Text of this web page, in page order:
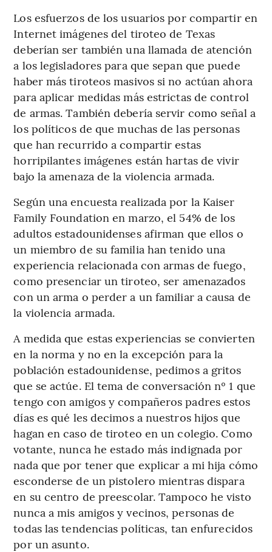
Los esfuerzos de los usuarios por compartir en
Internet imágenes del tiroteo de Texas
deberían ser también una llamada de atención
a los legisladores para que sepan que puede
haber más tiroteos masivos si no actúan ahora
para aplicar medidas más estrictas de control
de armas. También debería servir como señal a
los políticos de que muchas de las personas
que han recurrido a compartir estas
horripilantes imágenes están hartas de vivir
bajo la amenaza de la violencia armada.
Según una encuesta realizada por la Kaiser
Family Foundation en marzo, el 54% de los
adultos estadounidenses afirman que ellos o
un miembro de su familia han tenido una
experiencia relacionada con armas de fuego,
como presenciar un tiroteo, ser amenazados
con un arma o perder a un familiar a causa de
la violencia armada.
A medida que estas experiencias se convierten
en la norma y no en la excepción para la
población estadounidense, pedimos a gritos
que se actúe. El tema de conversación nº 1 que
tengo con amigos y compañeros padres estos
días es qué les decimos a nuestros hijos que
hagan en caso de tiroteo en un colegio. Como
votante, nunca he estado más indignada por
nada que por tener que explicar a mi hija cómo
esconderse de un pistolero mientras dispara
en su centro de preescolar. Tampoco he visto
nunca a mis amigos y vecinos, personas de
todas las tendencias políticas, tan enfurecidos
por un asunto.